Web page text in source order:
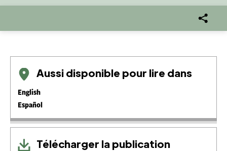
Aussi disponible pour lire dans
English
Español
Télécharger la publication